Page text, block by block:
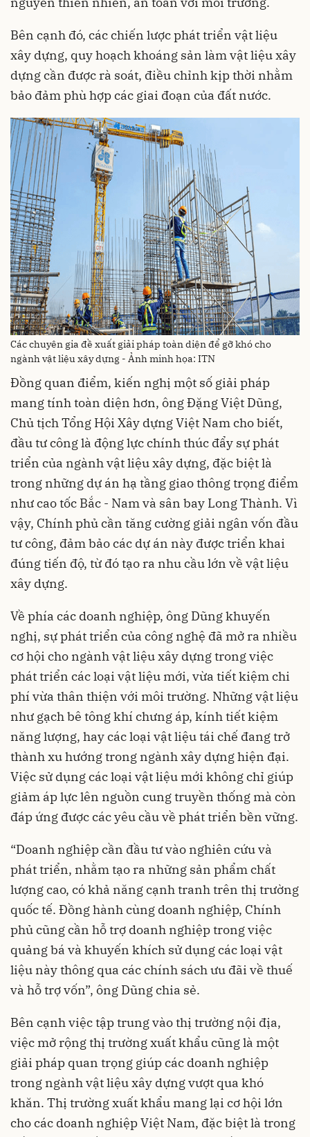
Bên cạnh đó, các chiến lược phát triển vật liệu
xây dựng, quy hoạch khoáng sản làm vật liệu xây
dựng cần được rà soát, điều chỉnh kịp thời nhằm
bảo đảm phù hợp các giai đoạn của đất nước.
Các chuyên gia đề xuất giải pháp toàn diện để gỡ khó cho
ngành vật liệu xây dựng - Ảnh minh họa: ITN
Đồng quan điểm, kiến nghị một số giải pháp
mang tính toàn diện hơn, ông Đặng Việt Dũng,
Chủ tịch Tổng Hội Xây dựng Việt Nam cho biết,
đầu tư công là động lực chính thúc đẩy sự phát
triển của ngành vật liệu xây dựng, đặc biệt là
trong những dự án hạ tầng giao thông trọng điểm
như cao tốc Bắc - Nam và sân bay Long Thành. Vì
vậy, Chính phủ cần tăng cường giải ngân vốn đầu
tư công, đảm bảo các dự án này được triển khai
đúng tiến độ, từ đó tạo ra nhu cầu lớn về vật liệu
xây dựng.
Về phía các doanh nghiệp, ông Dũng khuyến
nghị, sự phát triển của công nghệ đã mở ra nhiều
cơ hội cho ngành vật liệu xây dựng trong việc
phát triển các loại vật liệu mới, vừa tiết kiệm chi
phí vừa thân thiện với môi trường. Những vật liệu
như gạch bê tông khí chưng áp, kính tiết kiệm
năng lượng, hay các loại vật liệu tái chế đang trở
thành xu hướng trong ngành xây dựng hiện đại.
Việc sử dụng các loại vật liệu mới không chỉ giúp
giảm áp lực lên nguồn cung truyền thống mà còn
đáp ứng được các yêu cầu về phát triển bền vững.
“Doanh nghiệp cần đầu tư vào nghiên cứu và
phát triển, nhằm tạo ra những sản phẩm chất
lượng cao, có khả năng cạnh tranh trên thị trường
quốc tế. Đồng hành cùng doanh nghiệp, Chính
phủ cũng cần hỗ trợ doanh nghiệp trong việc
quảng bá và khuyến khích sử dụng các loại vật
liệu này thông qua các chính sách ưu đãi về thuế
và hỗ trợ vốn”, ông Dũng chia sẻ.
Bên cạnh việc tập trung vào thị trường nội địa,
việc mở rộng thị trường xuất khẩu cũng là một
giải pháp quan trọng giúp các doanh nghiệp
trong ngành vật liệu xây dựng vượt qua khó
khăn. Thị trường xuất khẩu mang lại cơ hội lớn
cho các doanh nghiệp Việt Nam, đặc biệt là trong